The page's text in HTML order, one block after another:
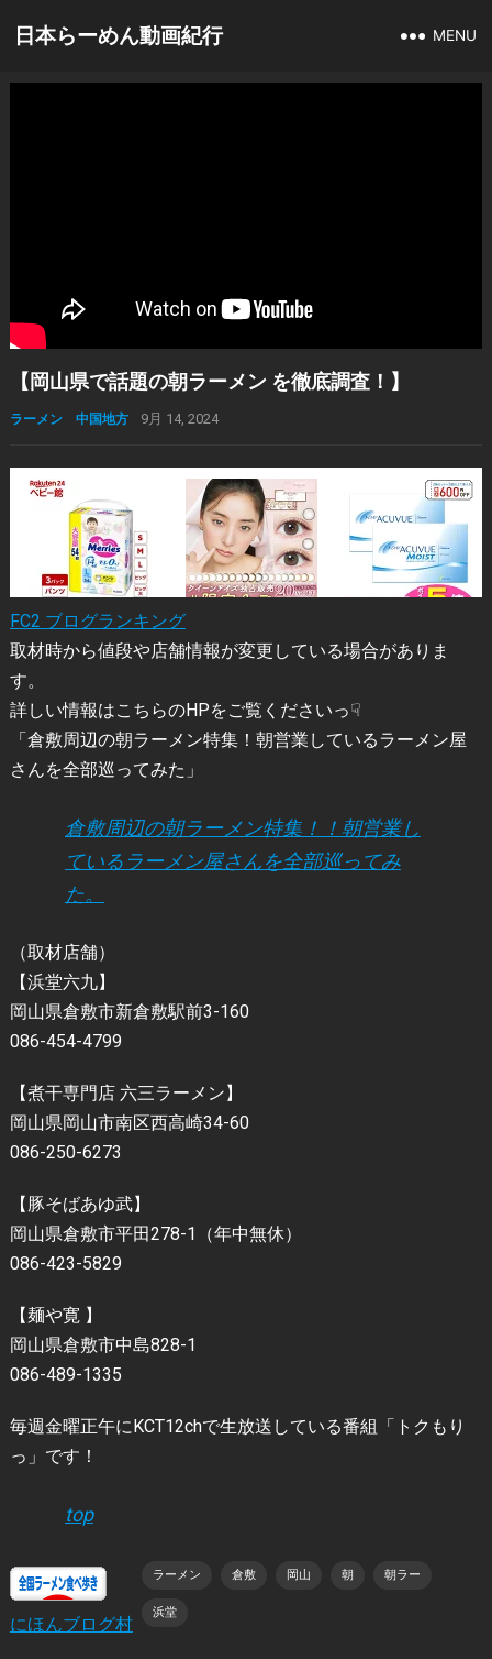
日本らーめん動画紀行 MENU
【岡山県で話題の朝ラーメン を徹底調査！】
ラーメン 中国地方 9月 14, 2024
FC2 ブログランキング
取材時から値段や店舗情報が変更している場合がありま
す。
詳しい情報はこちらのHPをご覧くださいっ☟
「倉敷周辺の朝ラーメン特集！朝営業しているラーメン屋
さんを全部巡ってみた」
倉敷周辺の朝ラーメン特集！！朝営業し
ているラーメン屋さんを全部巡ってみ
た。
（取材店舗）
【浜堂六九】
岡山県倉敷市新倉敷駅前3-160
086-454-4799
【煮干専門店 六三ラーメン】
岡山県岡山市南区西高崎34-60
086-250-6273
【豚そばあゆ武】
岡山県倉敷市平田278-1（年中無休）
086-423-5829
【麺や寛 】
岡山県倉敷市中島828-1
086-489-1335
毎週金曜正午にKCT12chで生放送している番組「トクもり
っ」です！
top
にほんブログ村
ラーメン 倉敷 岡山 朝 朝ラー
浜堂